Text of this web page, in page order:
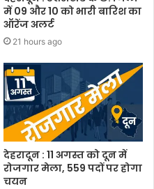
में 09 और 10 को भारी बारिश का
ऑरेंज अलर्ट
21 hours ago
देहरादून : 11 अगस्त को दून में
रोजगार मेला, 559 पदों पर होगा
चयन